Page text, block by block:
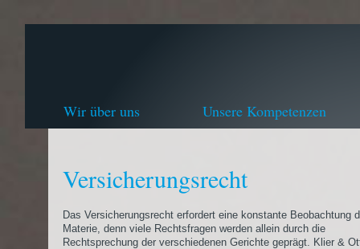
Wir über uns Unsere Kompetenzen
Versicherungsrecht
Das Versicherungsrecht erfordert eine konstante Beobachtung
Materie, denn viele Rechtsfragen werden allein durch die
Rechtsprechung der verschiedenen Gerichte geprägt. Klier &